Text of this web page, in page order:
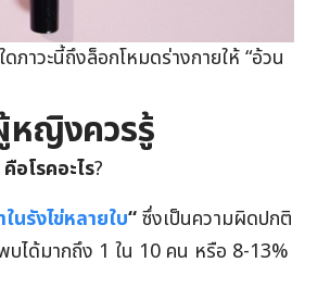
ภาวะนี้ถึงล็อกโหมดร่างกายให้ “อ้วน
หญิงควรรู้
อโรคอะไร?
นรังไข่หลายใบ“ซึ่งเป็นความผิดปกติ
ได้มากถึง 1 ใน 10 คน หรือ 8-13%